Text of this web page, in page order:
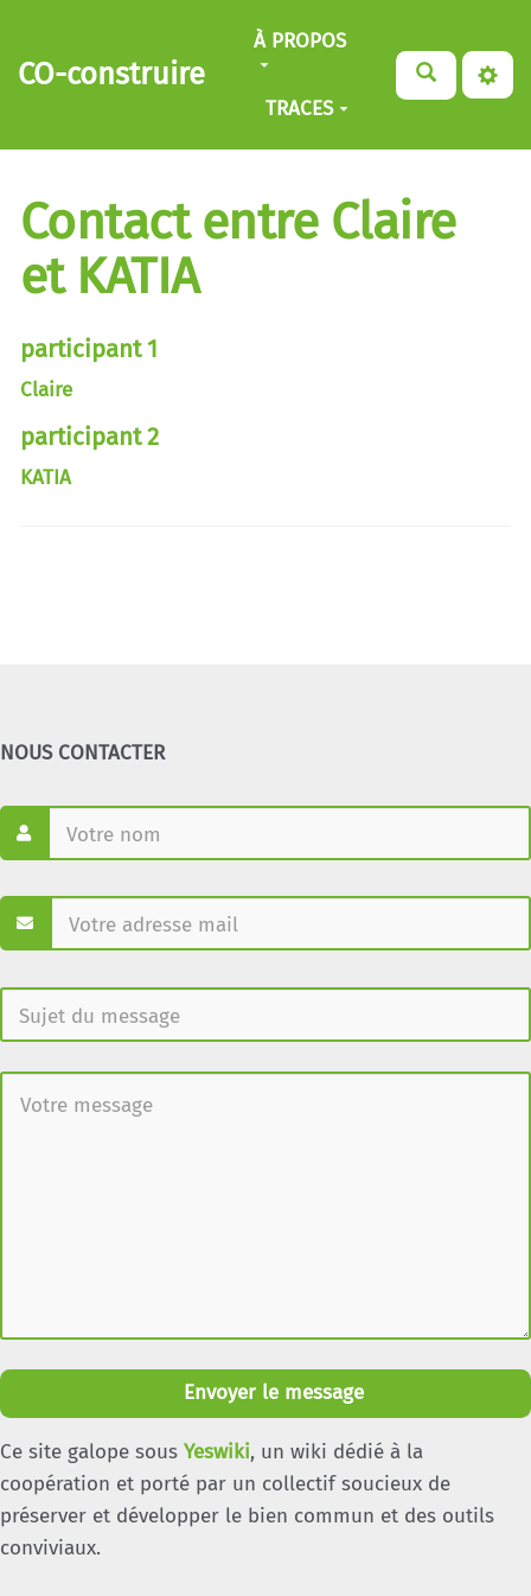
Aller au contenu principal
CO-construire
À PROPOS
TRACES
Contact entre Claire
et KATIA
participant 1
Claire
participant 2
KATIA
NOUS CONTACTER
Envoyer le message
Ce site galope sous Yeswiki, un wiki dédié à la
coopération et porté par un collectif soucieux de
préserver et développer le bien commun et des outils
conviviaux.